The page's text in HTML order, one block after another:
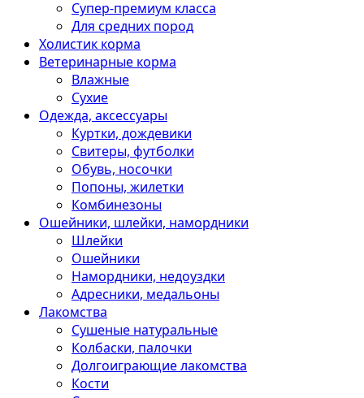
Супер-премиум класса
Для средних пород
Холистик корма
Ветеринарные корма
Влажные
Сухие
Одежда, аксессуары
Куртки, дождевики
Свитеры, футболки
Обувь, носочки
Попоны, жилетки
Комбинезоны
Ошейники, шлейки, намордники
Шлейки
Ошейники
Намордники, недоуздки
Адресники, медальоны
Лакомства
Сушеные натуральные
Колбаски, палочки
Долгоиграющие лакомства
Кости